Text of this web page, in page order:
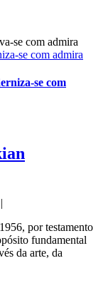
se com admira
se com
|
por testamento
fundamental
da arte, da